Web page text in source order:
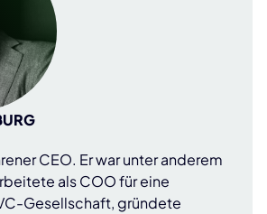
CEO. Er war unter anderem
als COO für eine
Gesellschaft, gründete